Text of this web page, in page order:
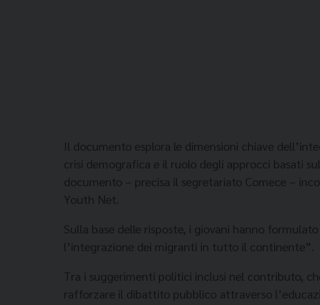
Il documento esplora le dimensioni chiave
crisi demografica e il ruolo degli approcci basati
documento – precisa il segretariato Comece –
Youth Net.
Sulla base delle risposte, i giovani hanno
l’integrazione dei migranti in tutto il continente”.
Tra i suggerimenti politici inclusi nel contributo,
rafforzare il dibattito pubblico attraverso